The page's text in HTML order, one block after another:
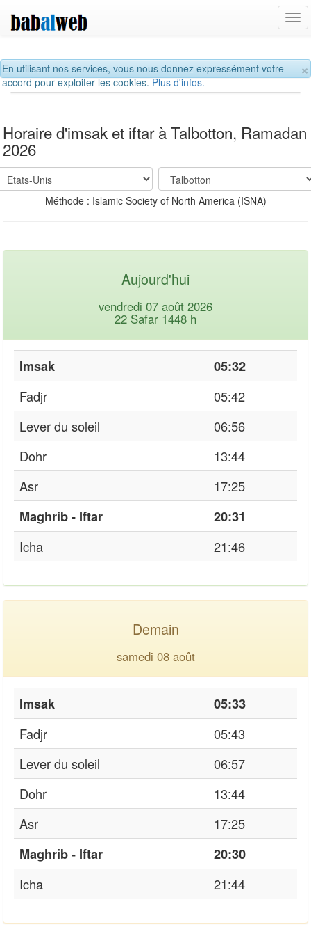
×
En utilisant nos services, vous nous donnez expressément votre
accord pour exploiter les cookies.Plus d'infos.
Horaire d'imsak et iftar à Talbotton, Ramadan
2026
Méthode : Islamic Society of North America (ISNA)
Aujourd'hui
vendredi 07 août 2026
22 Safar 1448 h
Imsak
05:32
Fadjr
05:42
Lever du soleil
06:56
Dohr
13:44
Asr
17:25
Maghrib - Iftar
20:31
Icha
21:46
Demain
samedi 08 août
Imsak
05:33
Fadjr
05:43
Lever du soleil
06:57
Dohr
13:44
Asr
17:25
Maghrib - Iftar
20:30
Icha
21:44